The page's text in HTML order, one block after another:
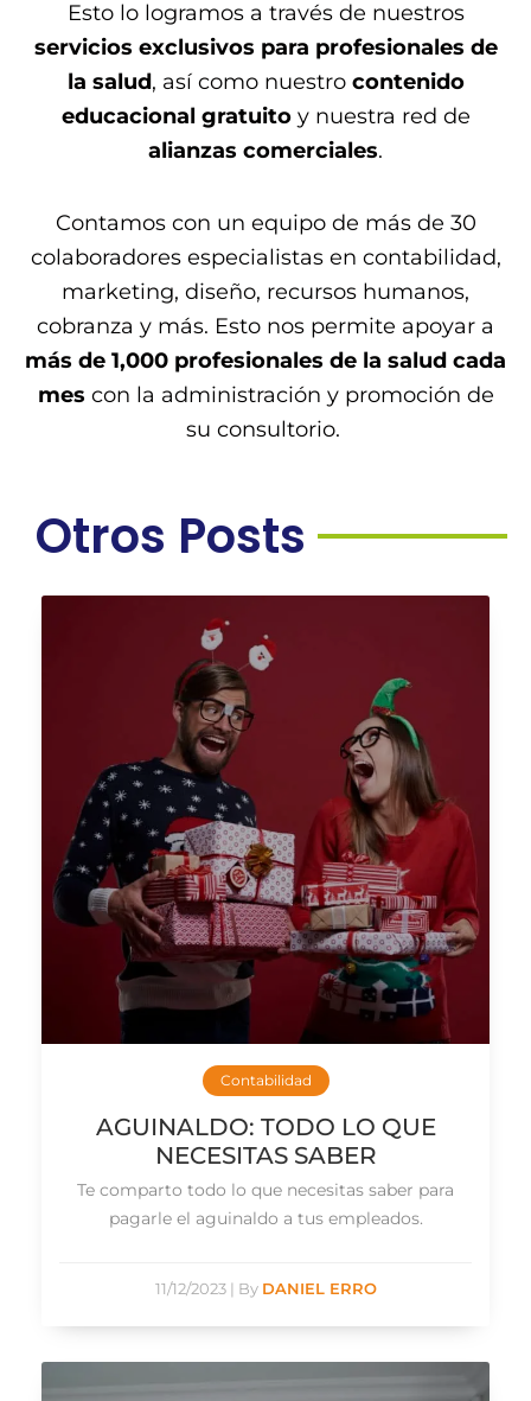
Esto lo logramos a través de nuestros
servicios exclusivos para profesionales de
la salud, así como nuestro contenido
educacional gratuitoy nuestra red de
alianzas comerciales.
Contamos con un equipo de más de 30
colaboradores especialistas en contabilidad,
marketing, diseño, recursos humanos,
cobranza y más. Esto nos permite apoyar a
más de 1,000 profesionales de la salud cada
mes con la administración y promoción de
su consultorio.
Otros Posts
Contabilidad
AGUINALDO: TODO LO QUE
NECESITAS SABER
Te comparto todo lo que necesitas saber para
pagarle el aguinaldo a tus empleados.
11/12/2023 | By DANIEL ERRO